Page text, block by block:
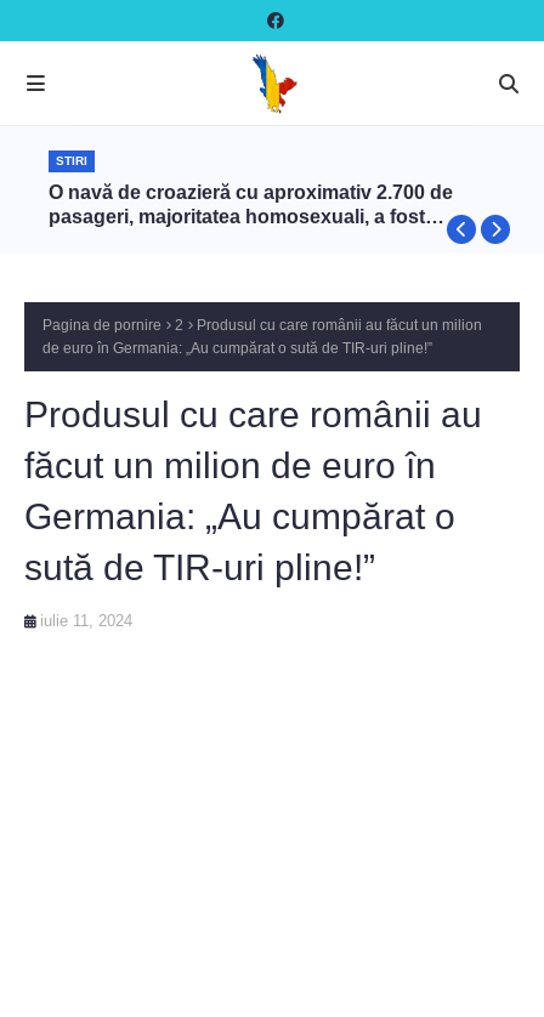
STIRI
O navă de croazieră cu aproximativ 2.700 de
pasageri, majoritatea homosexuali, a fost
Pagina de pornire 2
Produsul cu care românii au făcut un milion
de euro în Germania: „Au cumpărat o sută de TIR-uri pline!”
Produsul cu care românii au
făcut un milion de euro în
Germania: „Au cumpărat o
sută de TIR-uri pline!”
iulie 11, 2024